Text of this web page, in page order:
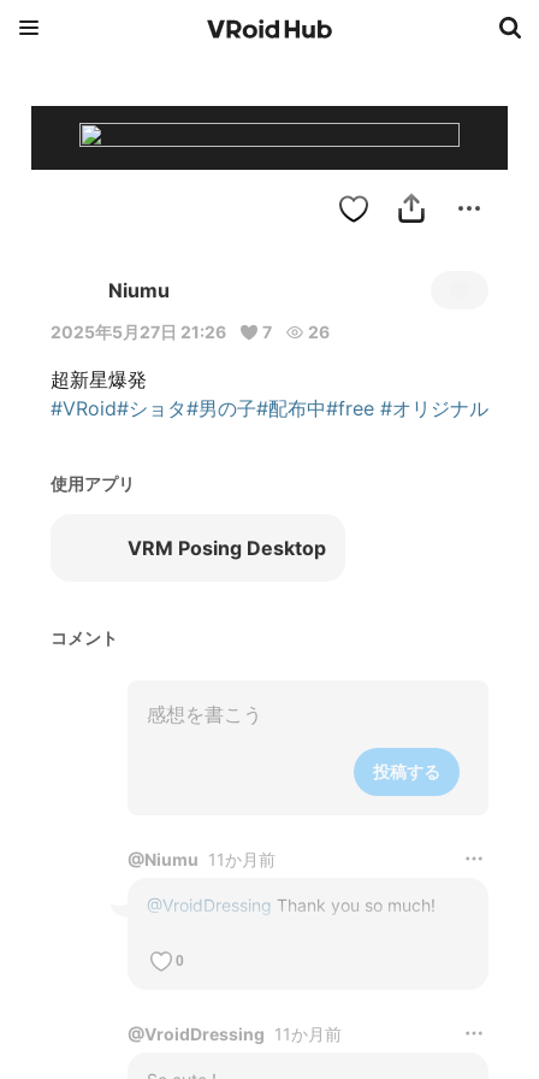
Niumu
2025年5月27日 21:26 7 26
#VRoid#ショタ#男の子#配布中#free #オリジナル
使用アプリ
VRM Posing Desktop
コメント
投稿する
@Niumu 11か月前
@VroidDressing Thank you so much!
0
@VroidDressing 11か月前